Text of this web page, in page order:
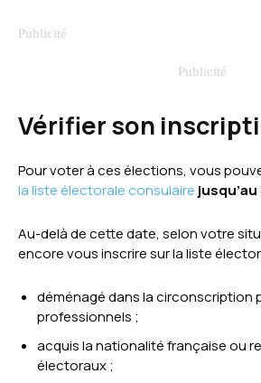
Vérifier son
Pour voter à ces élections, vous
la liste électorale consulaire
Au-delà de cette date, selon votre
encore vous inscrire sur la liste
déménagé dans la circonscription
professionnels ;
acquis la nationalité française ou
électoraux ;